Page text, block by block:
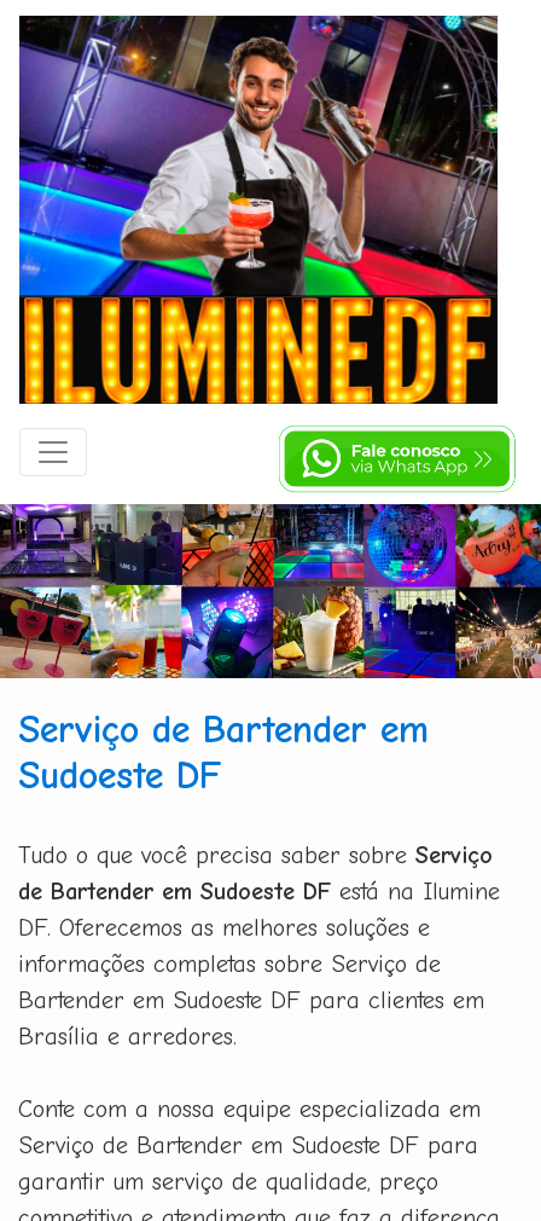
Serviço de Bartender em
Sudoeste DF
Tudo o que você precisa saber sobre Serviço
de Bartender em Sudoeste DF está na Ilumine
DF. Oferecemos as melhores soluções e
informações completas sobre Serviço de
Bartender em Sudoeste DF para clientes em
Brasília e arredores.
Conte com a nossa equipe especializada em
Serviço de Bartender em Sudoeste DF para
garantir um serviço de qualidade, preço